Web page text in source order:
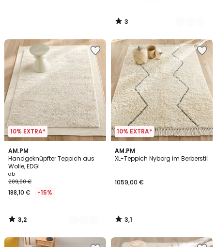
3
/
10% EXTRA*
AM.PM
Handgeknüpfter Teppich aus
Wolle, EDGI
ab
209,00 €
188,10 € -15%
3,2
/ 5
2
Farben
3,2
/
10% EXTRA*
AM.PM
XL-Teppich Nyborg im Berberstil
1059,00 €
3,1
/
3,1
/